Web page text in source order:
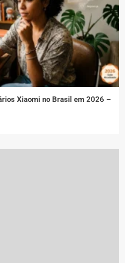
Xiaomi no Brasil em 2026 –